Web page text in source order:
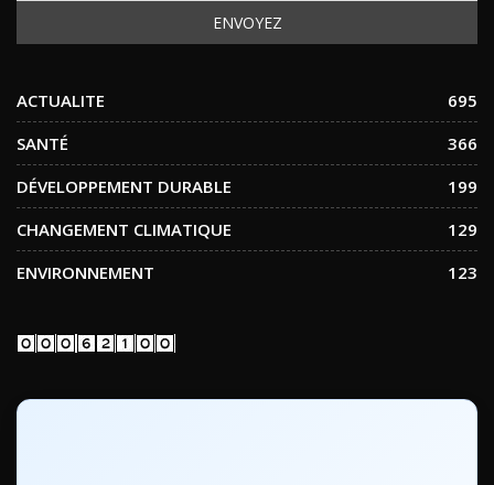
ACTUALITE
695
SANTÉ
366
DÉVELOPPEMENT DURABLE
199
CHANGEMENT CLIMATIQUE
129
ENVIRONNEMENT
123